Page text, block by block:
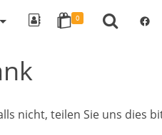
0
nicht, teilen Sie uns dies